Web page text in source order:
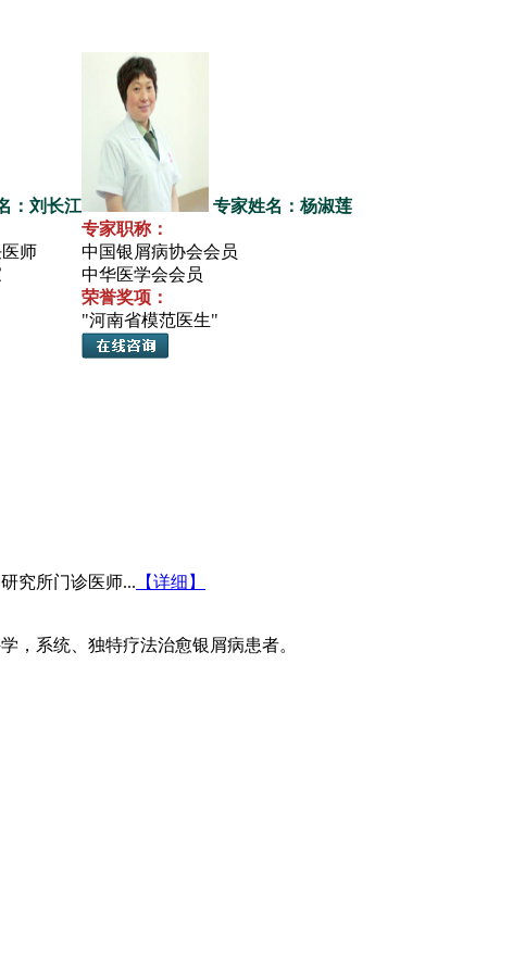
：刘长江
师
专家姓名：杨淑莲
专家职称：
中国银屑病协会会员
中华医学会会员
荣誉奖项：
"河南省模范医生"
究所门诊医师... 【详细】
，系统、独特疗法治愈银屑病患者。